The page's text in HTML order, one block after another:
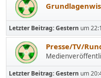
Letzter Beitrag:Gestern um
Presse/TV/
Letzter Beitrag:Gestern um